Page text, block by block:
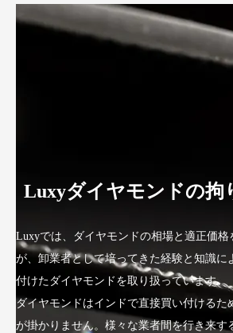
Luxyダイヤモンドの拘
Luxyでは、ダイヤモンドの相場と適正価
が、卸業者として培ってきた経験と知識に
付けたダイヤモンドを取り扱っています。
ダイヤモンドはインドで直接買い付けるた
が掛かりません。様々な業者間を行き来す